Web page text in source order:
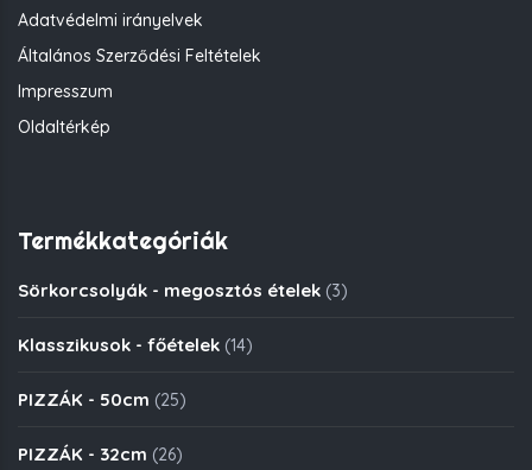
Adatvédelmi irányelvek
Általános Szerződési Feltételek
Impresszum
Oldaltérkép
Termékkategóriák
Sörkorcsolyák - megosztós ételek (3)
Klasszikusok - főételek (14)
PIZZÁK - 50cm (25)
PIZZÁK - 32cm (26)